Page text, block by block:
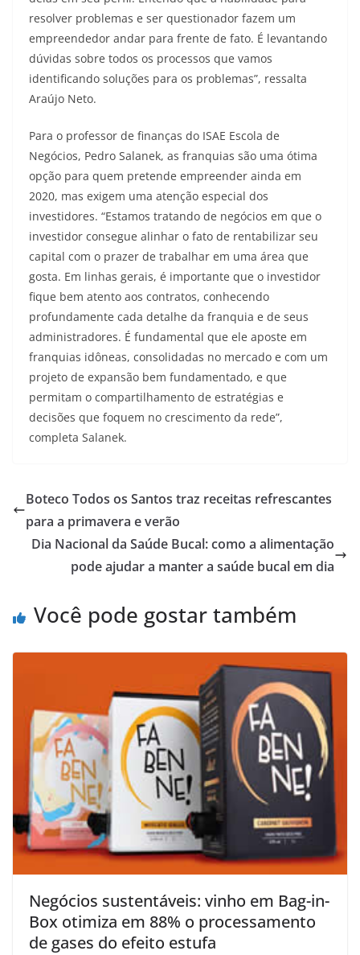
resolver problemas e ser questionador fazem um
empreendedor andar para frente de fato. É levantando
dúvidas sobre todos os processos que vamos
identificando soluções para os problemas”, ressalta
Araújo Neto.
Para o professor de finanças do ISAE Escola de
Negócios, Pedro Salanek, as franquias são uma ótima
opção para quem pretende empreender ainda em
2020, mas exigem uma atenção especial dos
investidores. “Estamos tratando de negócios em que o
investidor consegue alinhar o fato de rentabilizar seu
capital com o prazer de trabalhar em uma área que
gosta. Em linhas gerais, é importante que o investidor
fique bem atento aos contratos, conhecendo
profundamente cada detalhe da franquia e de seus
administradores. É fundamental que ele aposte em
franquias idôneas, consolidadas no mercado e com um
projeto de expansão bem fundamentado, e que
permitam o compartilhamento de estratégias e
decisões que foquem no crescimento da rede”,
completa Salanek.
Boteco Todos os Santos traz receitas refrescantes
para a primavera e verão
Dia Nacional da Saúde Bucal: como a alimentação
pode ajudar a manter a saúde bucal em dia
Você pode gostar também
Negócios sustentáveis: vinho em Bag-in-
Box otimiza em 88% o processamento
de gases do efeito estufa